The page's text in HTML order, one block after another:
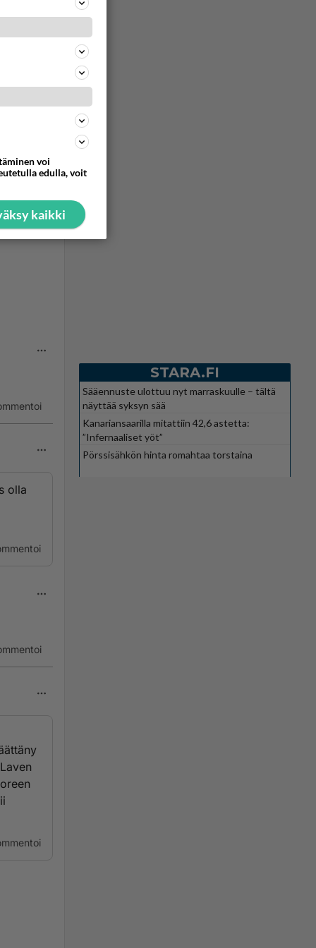
olla
STARA.FI
Sääennuste ulottuu nyt marraskuulle – tältä
näyttää syksyn sää
Kanariansaarilla mitattiin 42,6 astetta:
”Infernaaliset yöt”
Pörssisähkön hinta romahtaa torstaina
voi
edulla, voit
kaikki